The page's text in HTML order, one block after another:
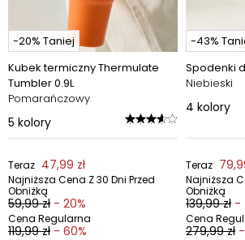
-20% Taniej
Kubek termiczny Thermulate
Tumbler 0.9L
Pomarańczowy
5 kolory
Teraz 47,99 zł
Najniższa Cena Z 30 Dni Przed
Obniżką
59,99 zł - 20%
Cena Regularna
119,99 zł - 60%
-43%
Spodenki
Niebieski
4 kolory
Teraz
Najniższa
Obniżką
139,99 zł -
Cena
279,99 zł